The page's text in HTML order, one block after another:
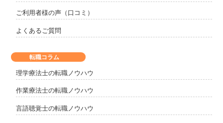
ご利用者様の声（口コミ）
よくあるご質問
転職コラム
理学療法士の転職ノウハウ
作業療法士の転職ノウハウ
言語聴覚士の転職ノウハウ